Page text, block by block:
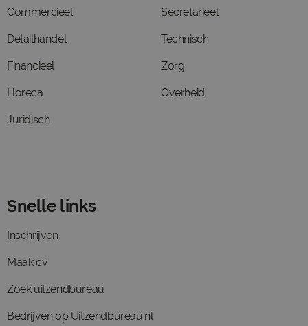
Commercieel
Detailhandel
Financieel
Horeca
Juridisch
Secretarieel
Technisch
Zorg
Overheid
Snelle links
Inschrijven
Maak cv
Zoek uitzendbureau
Bedrijven op Uitzendbureau.nl